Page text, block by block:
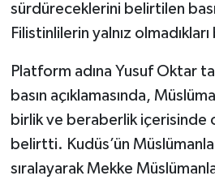
sürdüreceklerini belirtilen
Filistinlilerin yalnız
Platform adına Yusuf Oktar
basın açıklamasında,
birlik ve beraberlik içerisinde
belirtti. Kudüs’ün
sıralayarak Mekke